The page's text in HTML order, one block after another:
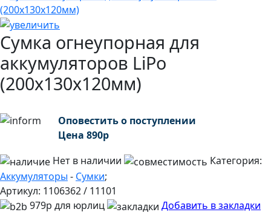
Сумка огнеупорная для
аккумуляторов LiPo
(200x130х120мм)
Оповестить о поступлении
Цена 890р
Нет в наличии
Категория:
Аккумуляторы - Сумки;
Артикул: 1106362 / 11101
979р для юрлиц
Добавить в закладки